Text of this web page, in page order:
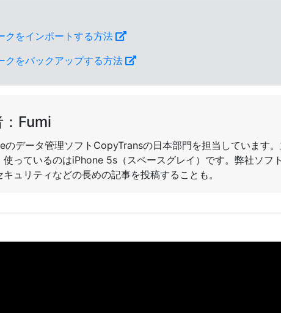
クをインポートする方法
クをバックアップする方法
Fumi
のデータ管理ソフトCopyTransの日本部門を担当しています
使っているのはiPhone 5s（スペースグレイ）です。弊社ソフ
キュリティなどの長めの記事を投稿することも。